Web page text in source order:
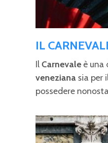
IL
Il Carnevaleè una
veneziana sia per
possedere